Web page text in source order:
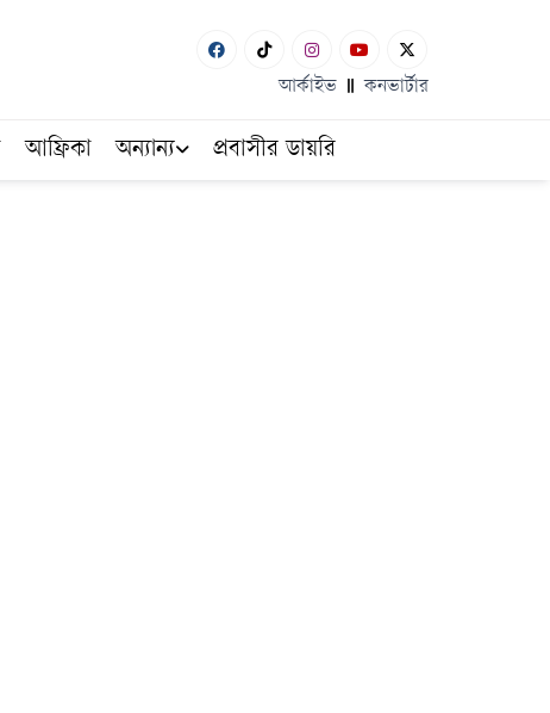
আর্কাইভ কনভার্টার
আফ্রিকা অন্যান্য প্রবাসীর ডায়রি